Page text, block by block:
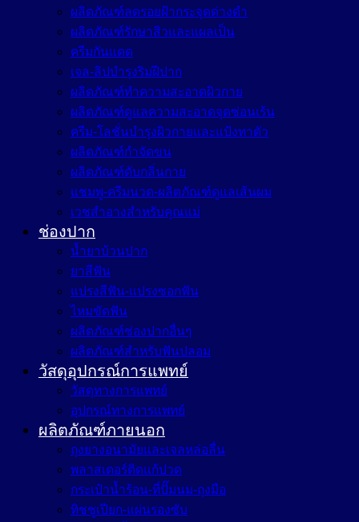
ผลิตภัณฑ์ลดรอยฝ้ากระจุดด่างดำ
ผลิตภัณฑ์รักษาสิวและแผลเป็น
ครีมกันแดด
เจล-ลิปบำรุงริมฝีปาก
ผลิตภัณฑ์ทำความสะอาดผิวกาย
ผลิตภัณฑ์ดูแลความสะอาดจุดซ่อนเร้น
ครีม-โลชั่นบำรุงผิวกายและแป้งทาตัว
ผลิตภัณฑ์กำจัดขน
ผลิตภัณฑ์ดับกลิ่นกาย
แชมพู-ครีมนวด-ผลิตภัณฑ์ดูแลเส้นผม
เวชสำอางสำหรับคุณแม่
ช่องปาก
น้ำยาบ้วนปาก
ยาสีฟัน
แปรงสีฟัน-แปรงซอกฟัน
ไหมขัดฟัน
ผลิตภัณฑ์ช่องปากอื่นๆ
ผลิตภัณฑ์สำหรับฟันปลอม
วัสดุอุปกรณ์การแพทย์
วัสดุทางการแพทย์
อุปกรณ์ทางการแพทย์
ผลิตภัณฑ์ภายนอก
ถุงยางอนามัยและเจลหล่อลื่น
พลาสเตอร์ติดแก้ปวด
กระเป๋าน้ำร้อน-ที่ปั๊มนม-ถุงมือ
ทิชชูเปียก-แผ่นรองซับ